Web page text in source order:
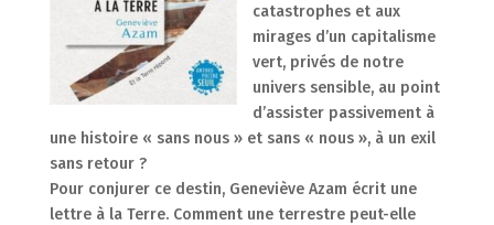
catastrophes et aux
mirages d’un capitalisme
vert, privés de notre
univers sensible, au point
d’assister passivement à
une histoire « sans nous » et sans « nous », à un exil
sans retour ?
Pour conjurer ce destin, Geneviève Azam écrit une
lettre à la Terre. Comment une terrestre peut-elle